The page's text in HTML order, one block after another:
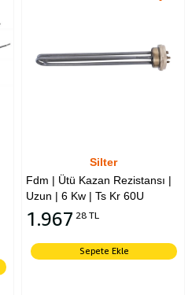
Silter
Fdm | Ütü Kazan Rezistansı |
Uzun | 6 Kw | Ts Kr 60U
1.967 28 TL
Sepete Ekle